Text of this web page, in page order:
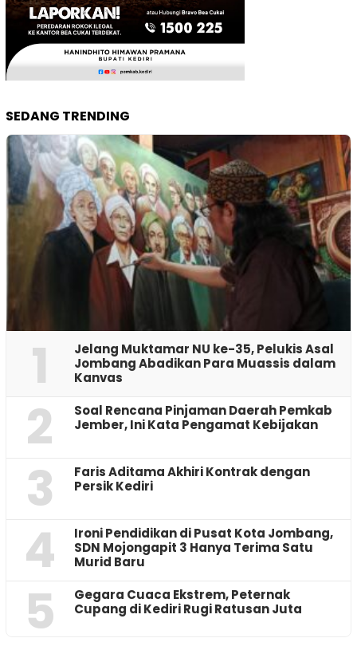
SEDANG TRENDING
1
Jelang Muktamar NU ke-35, Pelukis Asal
Jombang Abadikan Para Muassis dalam
Kanvas
2
‎Soal Rencana Pinjaman Daerah Pemkab
Jember, Ini Kata Pengamat Kebijakan ‎
3
Faris Aditama Akhiri Kontrak dengan
Persik Kediri
4
Ironi Pendidikan di Pusat Kota Jombang,
SDN Mojongapit 3 Hanya Terima Satu
Murid Baru
5
‎Gegara Cuaca Ekstrem, Peternak
Cupang di Kediri Rugi Ratusan Juta